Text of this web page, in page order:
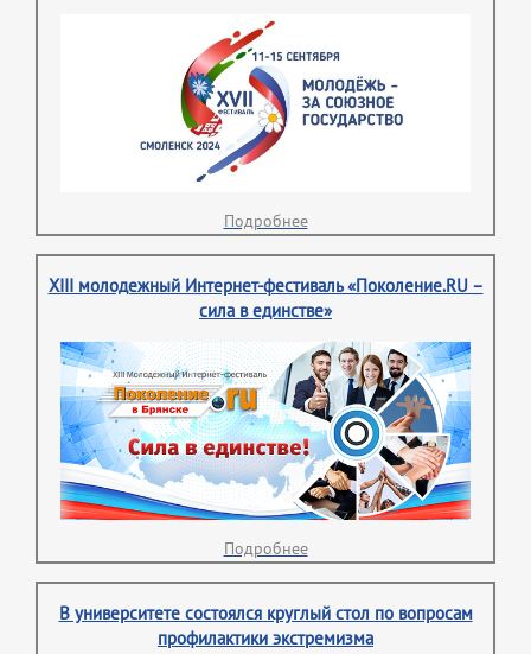
Подробнее
XIII молодежный Интернет-фестиваль «Поколение.RU –
сила в единстве»
Подробнее
В университете состоялся круглый стол по вопросам
профилактики экстремизма